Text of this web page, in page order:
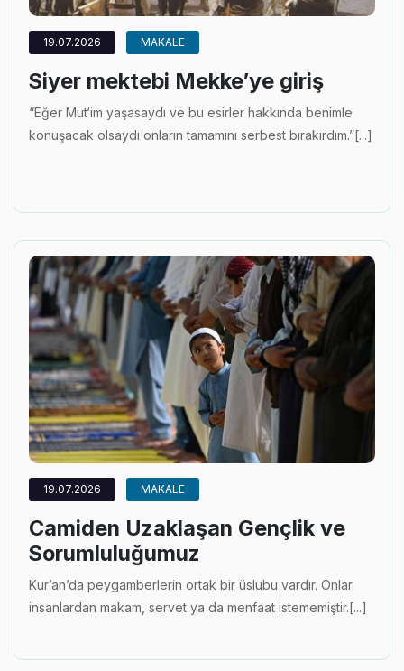
19.07.2026 MAKALE
Siyer mektebi Mekke’ye giriş
“Eğer Mut‘im yaşasaydı ve bu esirler hakkında benimle
konuşacak olsaydı onların tamamını serbest bırakırdım.”[...]
19.07.2026 MAKALE
Camiden Uzaklaşan Gençlik ve
Sorumluluğumuz
Kur’an’da peygamberlerin ortak bir üslubu vardır. Onlar
insanlardan makam, servet ya da menfaat istememiştir.[...]